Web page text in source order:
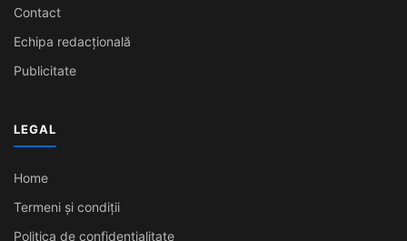
Contact
Echipa redacțională
Publicitate
LEGAL
Home
Termeni și condiții
Politica de confidențialitate